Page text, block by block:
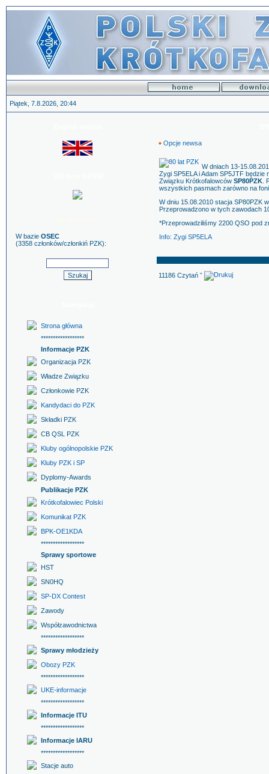
Piątek, 7.8.2026, 20:44
W bazie OSEC
(3358 członków/członkiń PZK):
Strona główna
******************
Informacje PZK
Organizacja PZK
Władze Związku
Członkowie PZK
Kandydaci do PZK
Składki PZK
CB QSL PZK
Kluby ogólnopolskie PZK
Kluby PZK i SP
Dyplomy-Awards
Publikacje PZK
Krótkofalowiec Polski
Komunikat PZK
BPK-OE1KDA
******************
Sprawy sportowe
HST
SN0HQ
SP-DX Contest
Zawody
Współzawodnictwa
******************
Sprawy młodzieży
Obozy PZK
******************
UKE-informacje
******************
Informacje ITU
******************
Informacje IARU
******************
Stacje auto
Opcje newsa
W dniach 13-
Zygi SP5ELA i Adam SP5JTF
Związku Krótkofalowców SP80PZK .
wszystkich pasmach zarówno na
W dniu 15.08.2010 stacja SP80PZK
Przeprowadzono w tych zawodach
*Przeprowadziliśmy 2200 QSO pod
Info: Zygi SP5ELA
11186 Czytań ˇ